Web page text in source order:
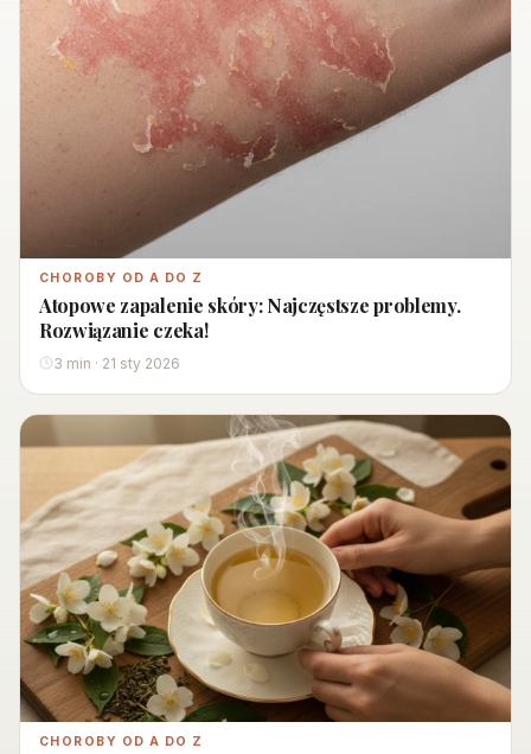
CHOROBY OD A DO Z
Atopowe zapalenie skóry: Najczęstsze problemy.
Rozwiązanie czeka!
3 min · 21 sty 2026
CHOROBY OD A DO Z